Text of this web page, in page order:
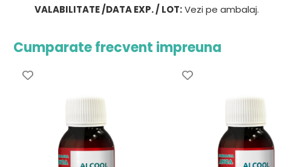
VALABILITATE /DATA EXP. / LOT:Vezi pe ambalaj.
Cumparate frecvent impreuna